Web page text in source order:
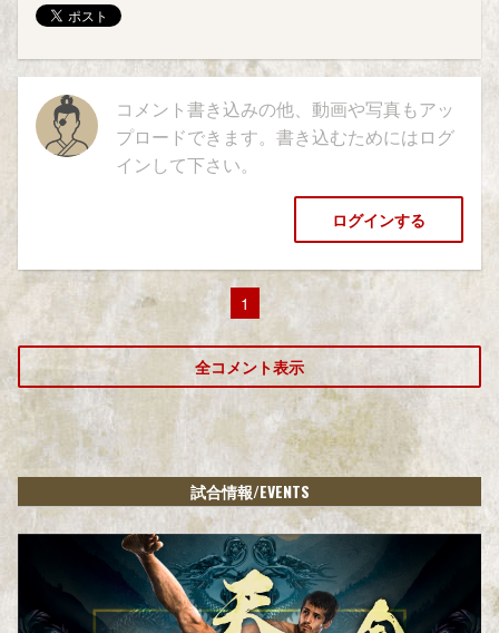
コメント書き込みの他、動画や写真もアッ
プロードできます。書き込むためにはログ
インして下さい。
ログインする
1
全コメント表示
試合情報/EVENTS